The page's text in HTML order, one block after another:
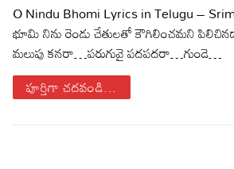
O Nindu Bhomi Lyrics in Telugu –
భూమి నిను రెండు చేతులతో కౌగిలించమని
మలుపు కనరా…పరుగువై పదపదరా…గుండె…
పూర్తిగా చదవండి...